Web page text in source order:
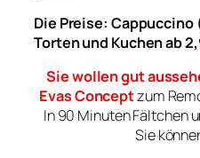
Die Preise: Cappuccino
Torten und Kuchen ab
Sie wollen gut
Evas Conceptzum
In 90 Minuten Fältchen
Sie